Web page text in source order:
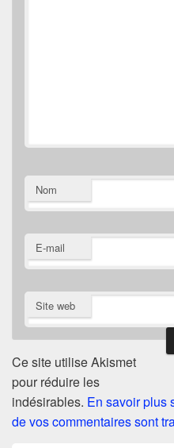
Nom
E-mail
Site web
Ce site utilise Akismet
pour réduire les
indésirables. En savoir plus
de vos commentaires sont